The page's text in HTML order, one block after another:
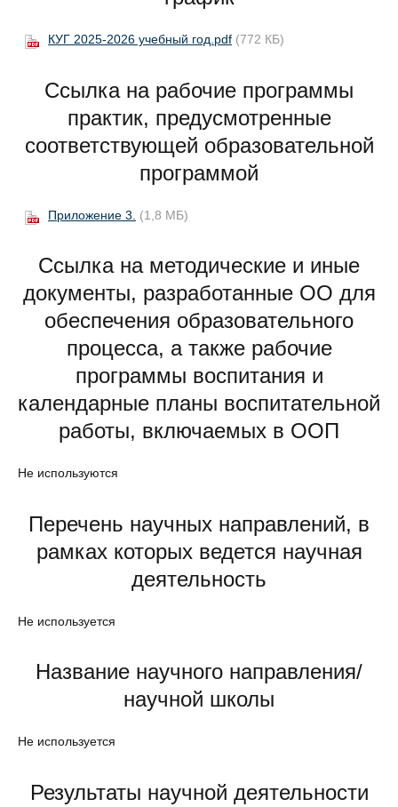
КУГ 2025-2026 учебный год.pdf (772 КБ)
Ссылка на рабочие программы
практик, предусмотренные
соответствующей образовательной
программой
Приложение 3. (1,8 МБ)
Ссылка на методические и иные
документы, разработанные ОО для
обеспечения образовательного
процесса, а также рабочие
программы воспитания и
календарные планы воспитательной
работы, включаемых в ООП
Не используются
Перечень научных направлений, в
рамках которых ведется научная
деятельность
Не используется
Название научного направления/
научной школы
Не используется
Результаты научной деятельности